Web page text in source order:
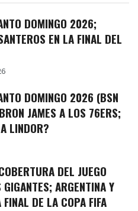
DOMINGO 2026;
EN LA FINAL DEL
DOMINGO 2026 (BSN
JAMES A LOS 76ERS;
LINDOR?
DEL JUEGO
ARGENTINA Y
FINAL DE LA COPA FIFA